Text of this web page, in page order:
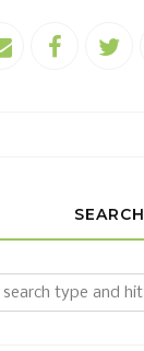
SEARCH